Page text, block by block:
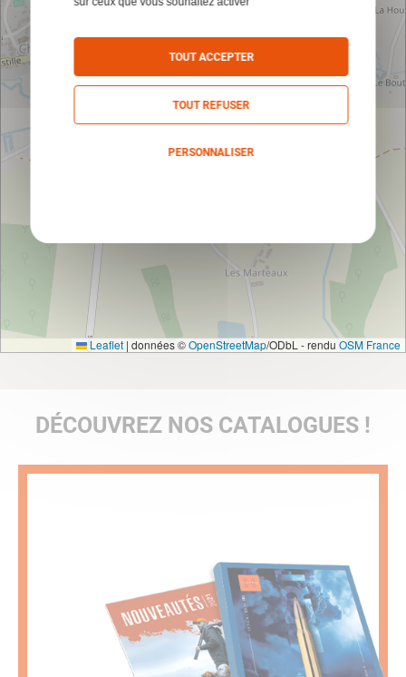
Leaflet | données ©OpenStreetMap/ODbL - rendu OSM France
DÉCOUVREZ NOS CATALOGUES !
TOUT ACCEPTER
TOUT REFUSER
PERSONNALISER